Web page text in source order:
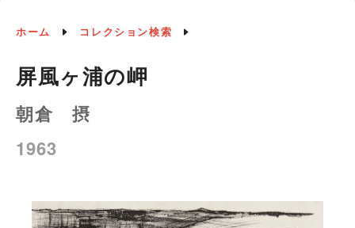
ホーム コレクション検索
屏風ヶ浦の岬
朝倉 摂
1963